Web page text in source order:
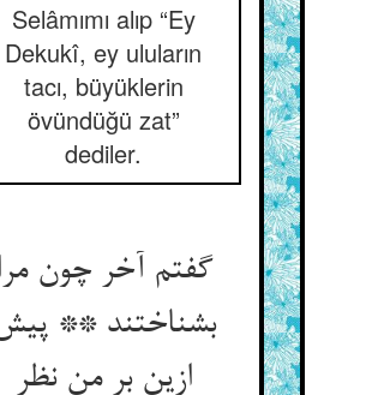
Selâmımı alıp “Ey
Dekukî, ey uluların
tacı, büyüklerin
övündüğü zat”
dediler.
گفتم آخر چون
بشناختند **
ازین بر من نظر